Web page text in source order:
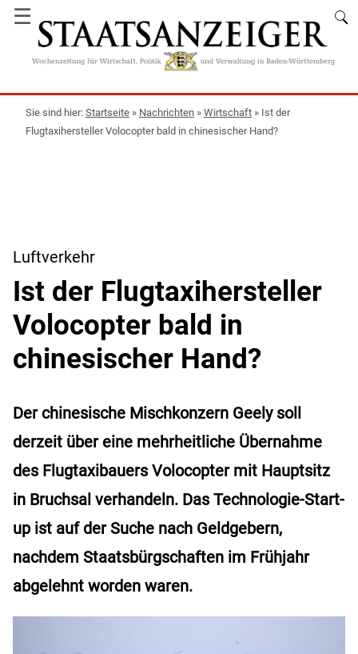
☰
Startseite » Nachrichten » Wirtschaft » Ist der
Flugtaxihersteller Volocopter bald in chinesischer Hand?
Luftverkehr
Ist der Flugtaxihersteller
Volocopter bald in
chinesischer Hand?
Der chinesische Mischkonzern Geely soll
derzeit über eine mehrheitliche Übernahme
des Flugtaxibauers Volocopter mit Hauptsitz
in Bruchsal verhandeln. Das Technologie-Start-
up ist auf der Suche nach Geldgebern,
nachdem Staatsbürgschaften im Frühjahr
abgelehnt worden waren.